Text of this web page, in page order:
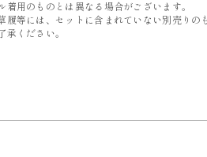
用のものとは異なる場合がございます。
等には、セットに含まれていない別売りの
ください。